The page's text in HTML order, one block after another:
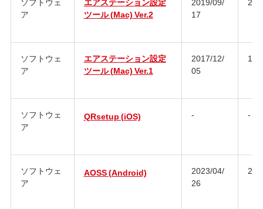
ア
ツール (Mac) Ver.2
17
ソフトウェ
ア
エアステーション設定
ツール (Mac) Ver.1
2017/12/
05
ソフトウェ
ア
QRsetup (iOS) - -
ソフトウェ
ア
AOSS (Android)
2023/04/
26